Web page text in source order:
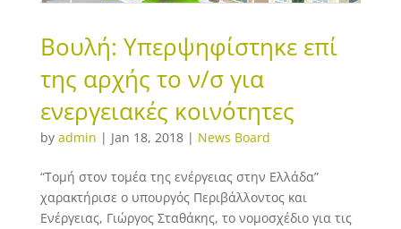
Βουλή: Υπερψηφίστηκε επί
της αρχής το ν/σ για
ενεργειακές κοινότητες
by admin | Jan 18, 2018| News Board
“Τομή στον τομέα της ενέργειας στην Ελλάδα”
χαρακτήρισε ο υπουργός Περιβάλλοντος και
Ενέργειας, Γιώργος Σταθάκης, το νομοσχέδιο για τις